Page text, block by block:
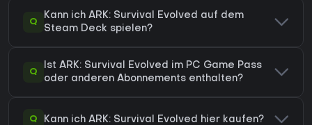
Q
Kann ich ARK: Survival Evolved auf dem
Steam Deck spielen?
Q
Ist ARK: Survival Evolved im PC Game Pass
oder anderen Abonnements enthalten?
Q Kann ich ARK: Survival Evolved hier kaufen?